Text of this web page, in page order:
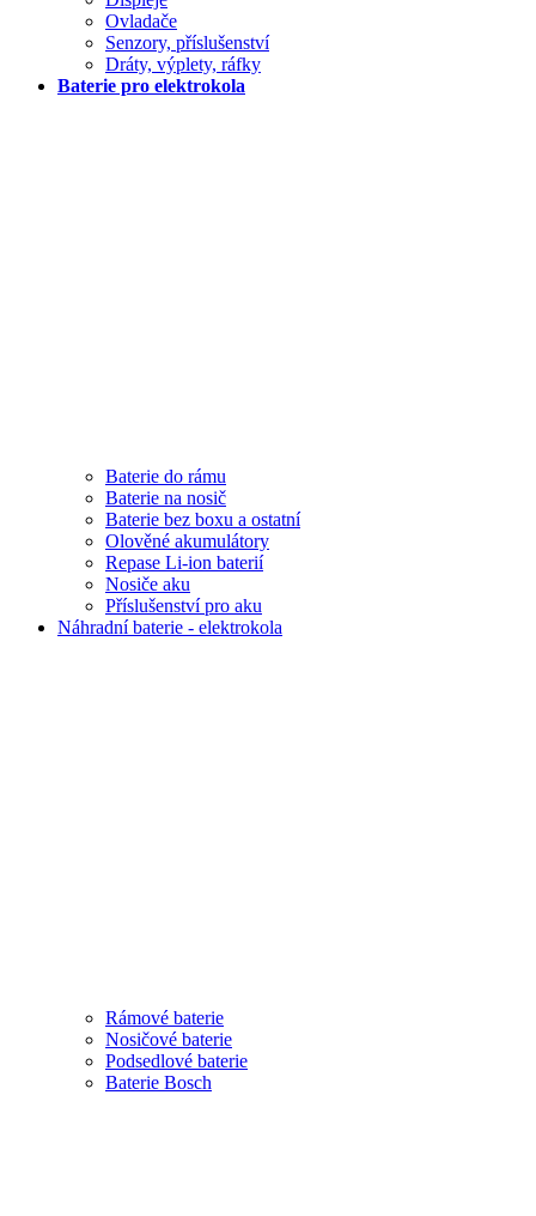
Ovladače
Senzory, příslušenství
Dráty, výplety, ráfky
Baterie pro elektrokola
Baterie do rámu
Baterie na nosič
Baterie bez boxu a ostatní
Olověné akumulátory
Repase Li-ion baterií
Nosiče aku
Příslušenství pro aku
Náhradní baterie - elektrokola
Rámové baterie
Nosičové baterie
Podsedlové baterie
Baterie Bosch